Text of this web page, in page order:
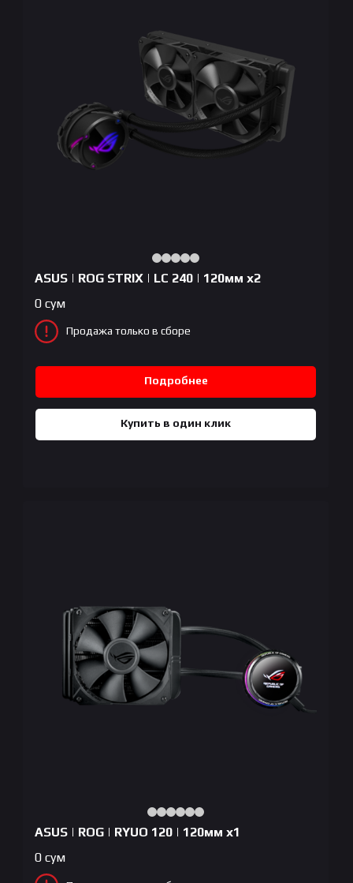
ASUS | ROG STRIX | LC 240 | 120мм x2
0 сум
Продажа только в сборе
Подробнее
Купить в один клик
ASUS | ROG | RYUO 120 | 120мм x1
0 сум